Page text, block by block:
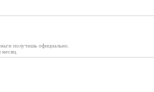
получишь официально.